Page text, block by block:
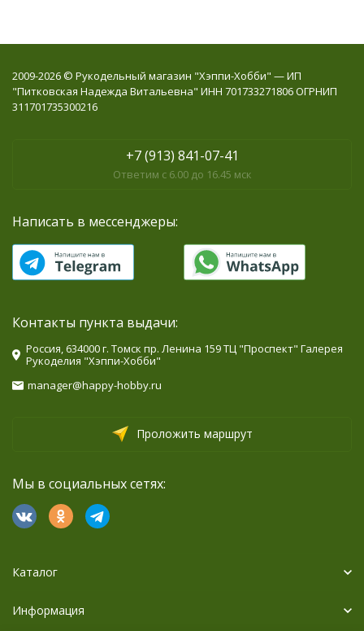
2009-2026 © Рукодельный магазин "Хэппи-Хобби" — ИП
"Питковская Надежда Витальевна" ИНН 701733271806 ОГРНИП
311701735300216
+7 (913) 841-07-41
Ответим с 6.00 до 16.45 мск
Написать в мессенджеры:
Контакты пункта выдачи:
Россия, 634000 г. Томск пр. Ленина 159 ТЦ "Проспект" Галерея
Рукоделия "Хэппи-Хобби"
manager@happy-hobby.ru
Проложить маршрут
Мы в социальных сетях:
Каталог
Информация